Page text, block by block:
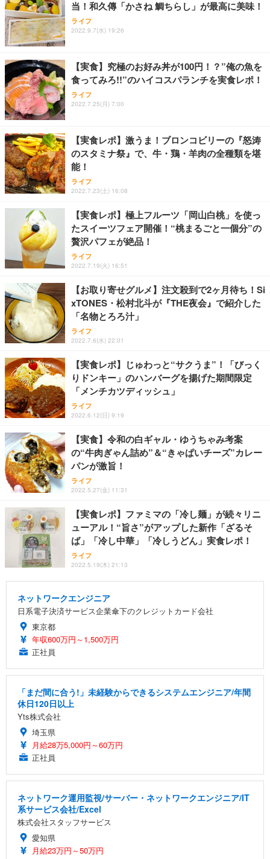
Sezlife オフィスチェア デスクチェア 疲れない テレ
ワーク チェア 強化バックレスト 30度ロッキング機
能 人間工学 椅子 腰サポート 90度跳ね上げ式アーム
ョン PCチェア 通気性メッシュ ゲーミング/勉強/事
務用 おしゃれ パソコンチェア (ブラック)
Sezlife オフィスチェア デスクチェア 疲れない テレ
ワーク チェア 強化バックレスト 30度ロッキング機
能 人間工学 椅子 腰サポート 90度跳ね上げ式アーム
務用 おしゃれ パソコンチェア (ホワイト)
ANDWINT オフィスチェア デスクチェア 肘なし メ
ッシュ 通気性 ランバーサポート付き 腰サポート ガ
ス圧無段階昇降 360度回転 キャスター付き コンパク
ト 幅52×奥行58.5×高さ84～96cm テレワーク 在宅
￥4,139
【純正品】27"ゲーミングモニター DualSense 充電
フック付き（CFI-ZDM1J）
【整備済み品】Dell E2724HS 27インチ 液晶モニタ
ー フルHD（1920×1080）VA 非光沢 HDMI/DisplayP
ort/VGA スピーカー内蔵 高さ調整 スイベル VESA対
【MiniLED/24.5inch/280Hz/FHD】GRAPHT THE S
HOOTER Gaming Monitor 24” Essential ゲーミン
グモニター QD 24.5インチ 1ms FHD 量子ドット 残
像低減 (3年保証 | 輝点保証 | 日本メーカー)
￥34,980
ネオ・ルーライフ ネオ・オムツ L 中型犬用 26枚入
り 単品
Smart Basic(スマートベーシック) 【Amazon.co.jp
限定】 Smart Basic アイリスオーヤマ ペットシーツ
超厚型 お徳用 ワイド 100枚入 (x 1) (ケース販売)
アイリスオーヤマ ペットシーツ 超厚型 お徳用 レギ
ュラー 200枚入【Amazon.co.jp限定】
￥3,731
当！和久傳「かさね 鯛ちらし」が最高に美味！
ライフ
2022.9.7(水) 19:26
【実食】究極のお好み丼が100円！？”俺の魚を
食ってみろ!!”のハイコスパランチを実食レポ！
ライフ
2022.7.25(月) 7:00
【実食レポ】激うま！ブロンコビリーの『怒涛
のスタミナ祭』で、牛・鶏・羊肉の全種類を堪
能！
ライフ
2022.7.23(土) 16:08
【実食レポ】極上フルーツ「岡山白桃」を使っ
たスイーツフェア開催！“桃まるごと一個分”の
贅沢パフェが絶品！
ライフ
2022.7.19(火) 16:51
【お取り寄せグルメ】注文殺到で2ヶ月待ち！Si
xTONES・松村北斗が『THE夜会』で紹介した
「名物とろろ汁」
ライフ
2022.7.6(水) 22:01
【実食レポ】じゅわっと“サクうま”！「びっく
りドンキー」のハンバーグを揚げた期間限定
「メンチカツディッシュ」
ライフ
2022.6.12(日) 9:19
【実食】令和の白ギャル・ゆうちゃみ考案
の“牛肉ぎゃん詰め”＆“きゃぱいチーズ”カレー
パンが激旨！
ライフ
2022.5.27(金) 11:31
【実食レポ】ファミマの「冷し麺」が続々リニ
ューアル！“旨さ”がアップした新作「ざるそ
ば」「冷し中華」「冷しうどん」実食レポ！
ライフ
2022.5.19(木) 21:13
ネットワークエンジニア
日系電子決済サービス企業傘下のクレジットカード会社
東京都
年収600万円～1,500万円
正社員
「まだ間に合う!」未経験からできるシステムエンジニア/年間
休日120日以上
Yts株式会社
埼玉県
月給28万5,000円～60万円
正社員
ネットワーク運用監視/サーバー・ネットワークエンジニア/IT
系サービス会社/Excel
株式会社スタッフサービス
愛知県
月給23万円～50万円